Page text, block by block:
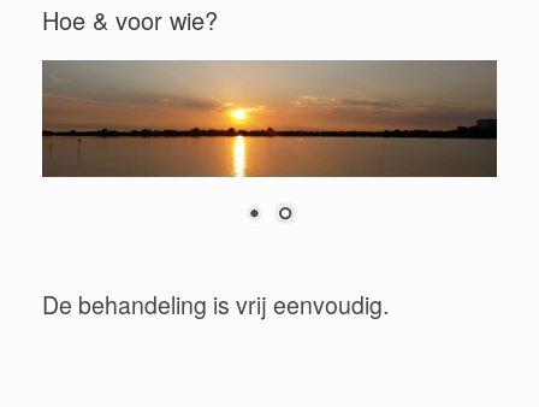
Hoe & voor wie?
De behandeling is vrij eenvoudig.